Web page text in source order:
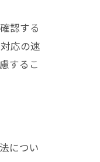
認する
応の速
するこ
につい